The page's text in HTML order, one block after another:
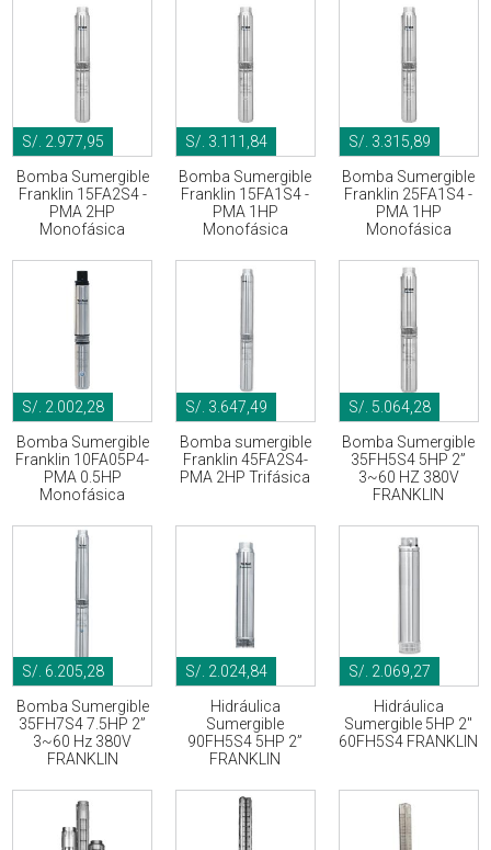
S/. 2.977,95
Bomba Sumergible
Franklin 15FA2S4 -
PMA 2HP
Monofásica
S/. 3.111,84
Bomba Sumergible
Franklin 15FA1S4 -
PMA 1HP
Monofásica
S/. 3.315,89
Bomba Sumergible
Franklin 25FA1S4 -
PMA 1HP
Monofásica
S/. 2.002,28
Bomba Sumergible
Franklin 10FA05P4-
PMA 0.5HP
Monofásica
S/. 3.647,49
Bomba sumergible
Franklin 45FA2S4-
PMA 2HP Trifásica
S/. 5.064,28
Bomba Sumergible
35FH5S4 5HP 2”
3~60 HZ 380V
FRANKLIN
S/. 6.205,28
Bomba Sumergible
35FH7S4 7.5HP 2”
3~60 Hz 380V
FRANKLIN
S/. 2.024,84
Hidráulica
Sumergible
90FH5S4 5HP 2”
FRANKLIN
S/. 2.069,27
Hidráulica
Sumergible 5HP 2"
60FH5S4 FRANKLIN